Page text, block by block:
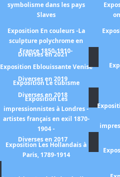
symbolisme dans les pays
Slaves
Exposition En couleurs -La
sculpture polychrome en
France 1850-1910-
Exposition Eblouissante Venise
Exposition Le cubisme
Exposition Les
impressionnistes à Londres -
artistes français en exil 1870-
1904 -
Exposition Les Hollandais à
Paris, 1789-1914
Diverses en 2021
Diverses en 2019
Diverses en 2018
Diverses en 2017